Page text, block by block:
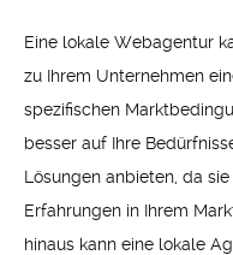
Eine lokale Webagentur
zu Ihrem Unternehmen
spezifischen
besser auf Ihre
Lösungen anbieten, da
Erfahrungen in Ihrem
hinaus kann eine lokale